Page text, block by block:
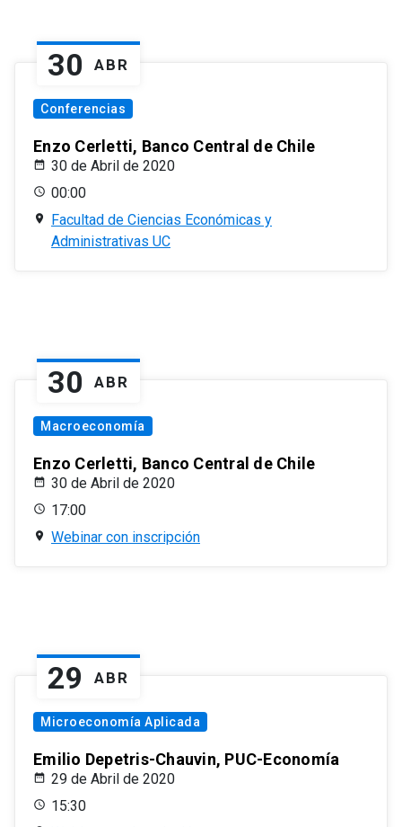
30 ABR
Conferencias
Enzo Cerletti, Banco Central de Chile
30 de Abril de 2020
00:00
Facultad de Ciencias Económicas y
Administrativas UC
30 ABR
Macroeconomía
Enzo Cerletti, Banco Central de Chile
30 de Abril de 2020
17:00
Webinar con inscripción
29 ABR
Microeconomía Aplicada
Emilio Depetris-Chauvin, PUC-Economía
29 de Abril de 2020
15:30